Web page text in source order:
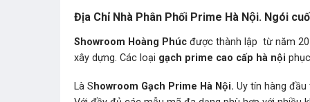
Địa Chỉ Nhà Phân Phối Prime Hà Nội. Ngói
Showroom Hoàng Phúc được thành lập từ năm
xây dựng. Các loại gạch prime cao cấp hà nội
Là S howroom Gạch Prime Hà Nội. Uy tín hàng